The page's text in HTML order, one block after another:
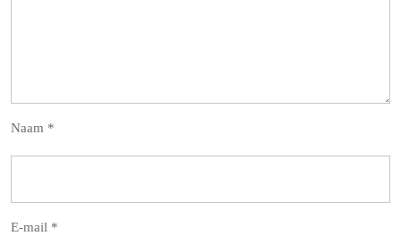
Naam *
E-mail *